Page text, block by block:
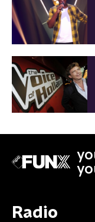
Radio